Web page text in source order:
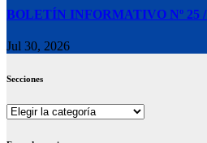
BOLETÍN INFORMATIVO Nº 25 /
Jul 30, 2026
Secciones
Secciones